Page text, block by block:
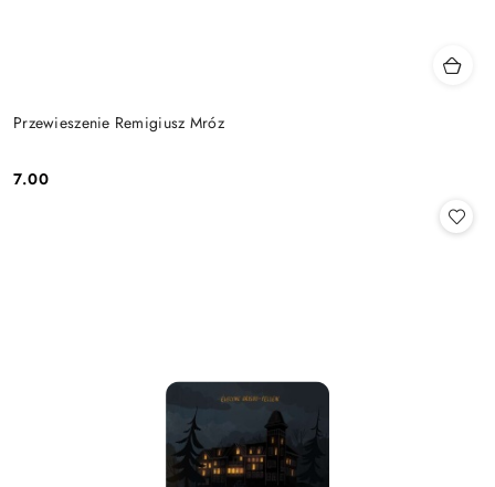
Przewieszenie Remigiusz Mróz
Cena:
7.00